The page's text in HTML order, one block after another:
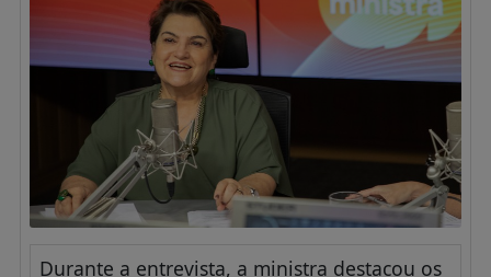
Durante a entrevista, a ministra destacou os